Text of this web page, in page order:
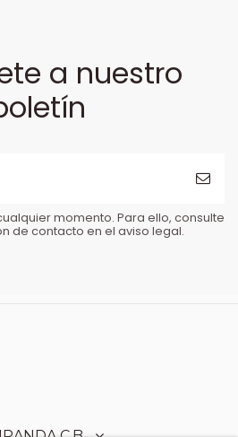
a nuestro
momento. Para ello, consulte
de contacto en el aviso legal.